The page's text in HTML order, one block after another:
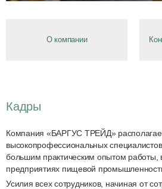
О компании
Кадры
Компания «БАРГУС ТРЕЙД»
высокопрофессиональных
большим практическим опытом работы,
предприятиях пищевой
Усилия всех сотрудников, начиная от